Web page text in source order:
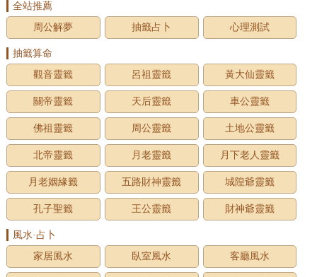
全站推薦
周公解夢
抽籤占卜 心理測試
抽籤算命
觀音靈籤
呂祖靈籤 黃大仙靈籤
關帝靈籤 天后靈籤 車公靈籤
佛祖靈籤 周公靈籤 土地公靈籤
北帝靈籤 月老靈籤 月下老人靈籤
月老姻緣籤 五路財神靈籤 城隍爺靈籤
孔子聖籤 王公靈籤 財神爺靈籤
風水·占卜
家居風水
臥室風水 客廳風水